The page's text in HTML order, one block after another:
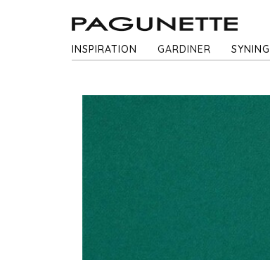
INSPIRATION GARDINER SYNING